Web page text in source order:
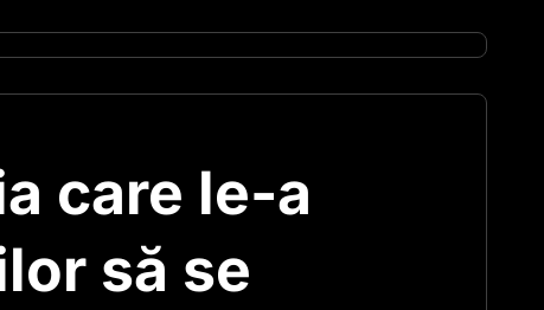
care le-a
să se